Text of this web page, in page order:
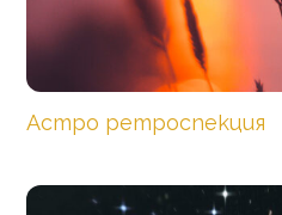
Астро ретроспекция